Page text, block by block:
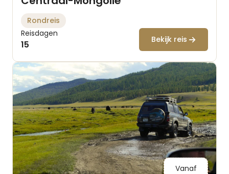
Rondreis
Reisdagen
15 Bekijk reis
Vanaf